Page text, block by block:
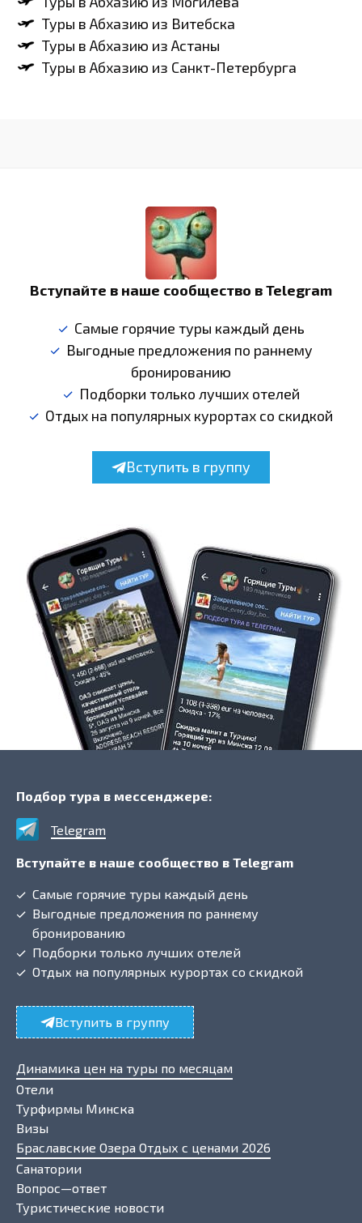
Туры в Абхазию из Витебска
Туры в Абхазию из Астаны
Туры в Абхазию из Санкт-Петербурга
Вступайте в наше сообщество в Telegram
Самые горячие туры каждый день
Выгодные предложения по раннему
бронированию
Подборки только лучших отелей
Отдых на популярных курортах со скидкой
Вступить в группу
Динамика цен на туры по месяцам
Отели
Турфирмы Минска
Визы
Браславские Озера Отдых с ценами 2026
Санатории
Вопрос—ответ
Туристические новости
Подбор тура в мессенджере:
Telegram
Вступайте в наше сообщество в Telegram
Самые горячие туры каждый день
Выгодные предложения по раннему
бронированию
Подборки только лучших отелей
Отдых на популярных курортах со скидкой
Вступить в группу